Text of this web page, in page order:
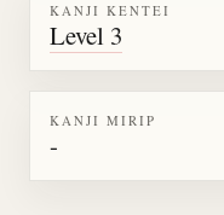
KANJI KENTEI
Level 3
KANJI MIRIP
-